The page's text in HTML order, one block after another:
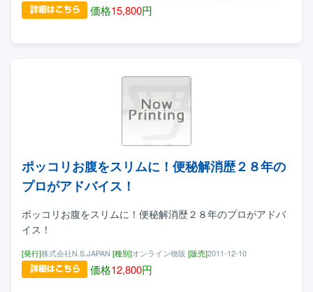
価格15,800円
ポッコリお腹をスリムに！便秘解消歴２８年の
プロがアドバイス！
ポッコリお腹をスリムに！便秘解消歴２８年のプロがアドバ
イス！
[発行]株式会社N.S.JAPAN [種別]オンライン物販 [販売]2011-12-10
価格12,800円